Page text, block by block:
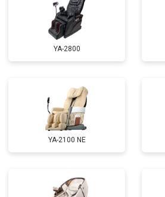
Замена сетевого трансформатора
Ремонт микро-лифта
YA-2800
YA-2100 NE